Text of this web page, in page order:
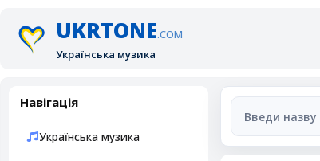
UKRTONE.COM
Українська музика
Навігація
Українська музика